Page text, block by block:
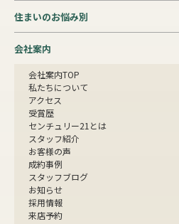
住まいのお悩み別
会社案内
会社案内TOP
私たちについて
アクセス
受賞歴
センチュリー21とは
スタッフ紹介
お客様の声
成約事例
スタッフブログ
お知らせ
採用情報
来店予約